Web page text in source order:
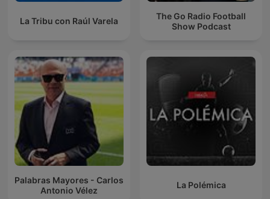
La Tribu con Raúl Varela
The Go Radio Football
Show Podcast
Palabras Mayores - Carlos
Antonio Vélez
La Polémica